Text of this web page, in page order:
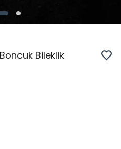
Bileklik